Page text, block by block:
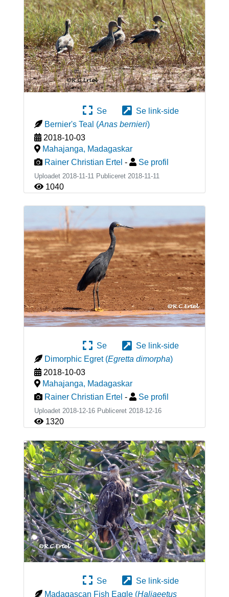
Se
Se link-side
Bernier's Teal (Anas bernieri)
2018-10-03
Mahajanga, Madagaskar
Rainer Christian Ertel - Se profil
Uploadet 2018-11-11 Publiceret 2018-11-11
1040
Se
Se link-side
Dimorphic Egret (Egretta dimorpha)
2018-10-03
Mahajanga, Madagaskar
Rainer Christian Ertel - Se profil
Uploadet 2018-12-16 Publiceret 2018-12-16
1320
Se
Se link-side
Madagascan Fish Eagle (Haliaeetus